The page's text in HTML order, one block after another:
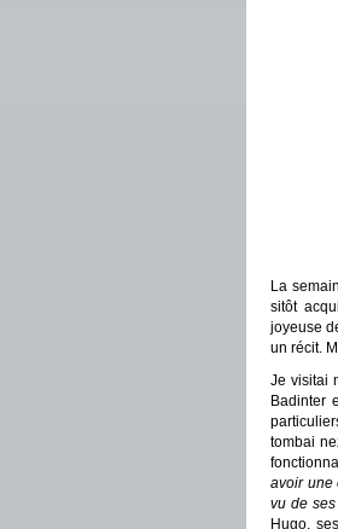
La
sitôt
joyeuse
un récit.
Je visitai
Badinter
tombai
avoir une
vu de
Hugo,